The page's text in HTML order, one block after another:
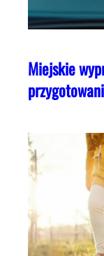
Miejskie